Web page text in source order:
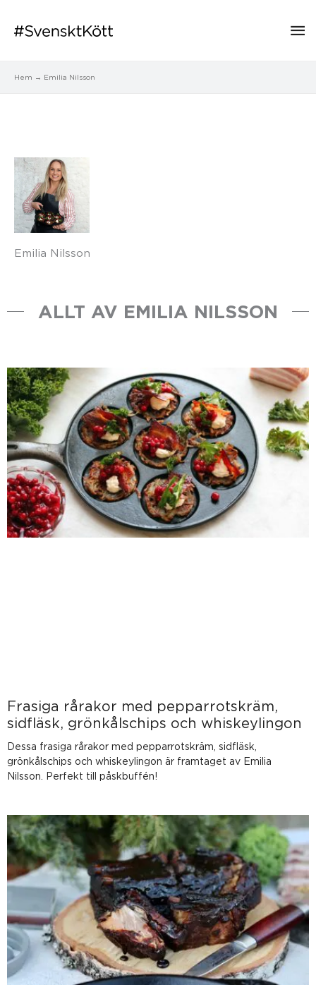
Hem Emilia Nilsson
Emilia Nilsson
ALLT AV EMILIA NILSSON
Frasiga rårakor med pepparrotskräm,
sidfläsk, grönkålschips och whiskeylingon
Dessa frasiga rårakor med pepparrotskräm, sidfläsk,
grönkålschips och whiskeylingon är framtaget av Emilia
Nilsson. Perfekt till påskbuffén!